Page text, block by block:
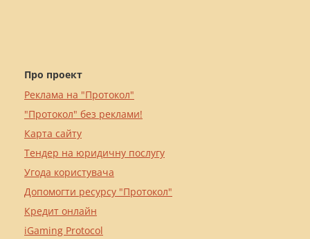
Про проект
Реклама на "Протокол"
"Протокол" без реклами!
Карта сайту
Тендер на юридичну послугу
Угода користувача
Допомогти ресурсу "Протокол"
Кредит онлайн
iGaming Protocol